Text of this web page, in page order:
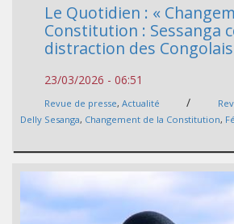
Le Quotidien : «
Constitution : Sessanga
distraction des
23/03/2026 - 06:51
Revue de presse, Actualité /
Delly Sesanga, Changement de la Constitution,